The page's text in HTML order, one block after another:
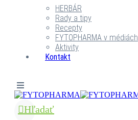
HERBÁR
Rady a tipy
Recepty
FYTOPHARMA v médiách
Aktivity
Kontakt
Hľadať